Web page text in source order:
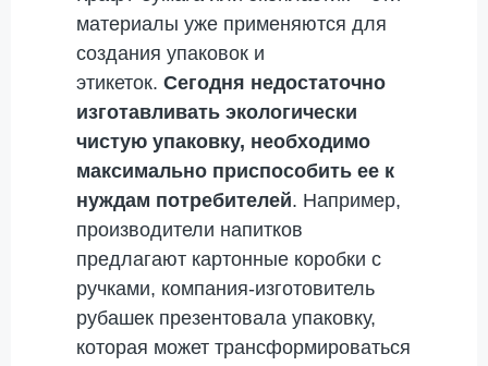
материалы уже применяются для
создания упаковок и
этикеток. Сегодня недостаточно
изготавливать экологически
чистую упаковку, необходимо
максимально приспособить ее к
нуждам потребителей. Например,
производители напитков
предлагают картонные коробки с
ручками, компания-изготовитель
рубашек презентовала упаковку,
которая может трансформироваться